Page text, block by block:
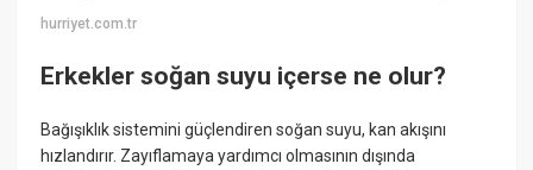
hurriyet.com.tr
Erkekler soğan suyu içerse ne olur?
Bağışıklık sistemini güçlendiren soğan suyu, kan akışını
hızlandırır. Zayıflamaya yardımcı olmasının dışında